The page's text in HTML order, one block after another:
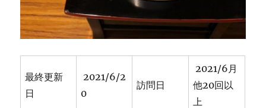
ク
ア
ウ
OK
最終更新
日
2021/6/2
0
訪問日
2021/6月
他20回以
上